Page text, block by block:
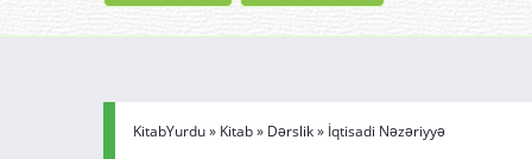
KitabYurdu» Kitab» Dərslik» İqtisadi Nəzəriyyə